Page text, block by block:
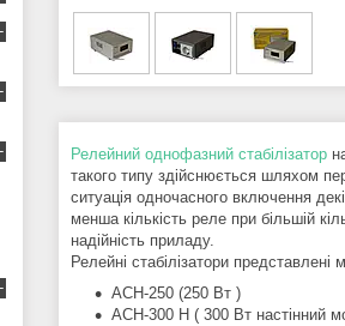
Релейний однофазний стабілізатор
такого типу здійснюється шляхом
ситуація одночасного включення
менша кількість реле при більшій
надійність приладу.
Релейні стабілізатори представлені
АСН-250 (250 Вт )
АСН-300 Н ( 300 Вт настінний